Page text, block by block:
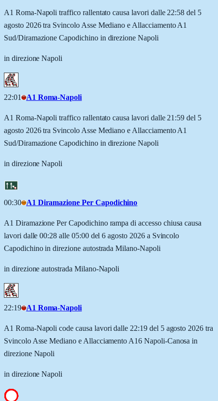
A1 Roma-Napoli traffico rallentato causa lavori dalle 22:58 del 5
agosto 2026 tra Svincolo Asse Mediano e Allacciamento A1
Sud/Diramazione Capodichino in direzione Napoli
in direzione Napoli
22:01 A1 Roma-Napoli
A1 Roma-Napoli traffico rallentato causa lavori dalle 21:59 del 5
agosto 2026 tra Svincolo Asse Mediano e Allacciamento A1
Sud/Diramazione Capodichino in direzione Napoli
in direzione Napoli
00:30 A1 Diramazione Per Capodichino
A1 Diramazione Per Capodichino rampa di accesso chiusa causa
lavori dalle 00:28 alle 05:00 del 6 agosto 2026 a Svincolo
Capodichino in direzione autostrada Milano-Napoli
in direzione autostrada Milano-Napoli
22:19 A1 Roma-Napoli
A1 Roma-Napoli code causa lavori dalle 22:19 del 5 agosto 2026 tra
Svincolo Asse Mediano e Allacciamento A16 Napoli-Canosa in
direzione Napoli
in direzione Napoli